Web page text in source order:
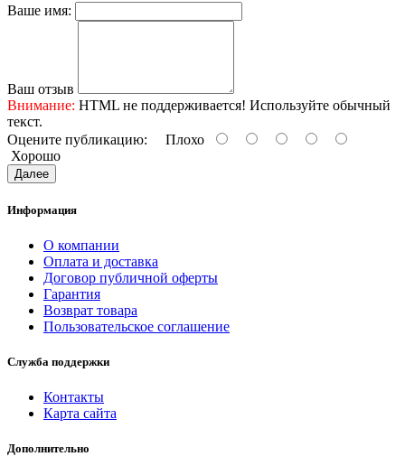
Ваше имя:
Ваш отзыв
Внимание: HTML не поддерживается! Используйте обычный
текст.
Оцените публикацию:
Плохо
Хорошо
Далее
Информация
О компании
Оплата и доставка
Договор публичной оферты
Гарантия
Возврат товара
Пользовательское соглашение
Служба поддержки
Контакты
Карта сайта
Дополнительно